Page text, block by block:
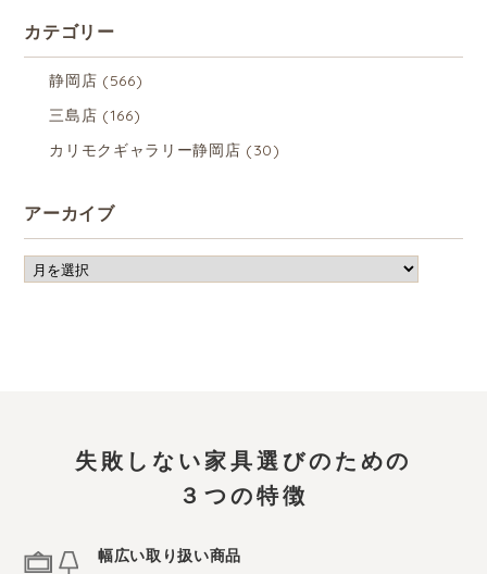
カテゴリー
静岡店 (566)
三島店 (166)
カリモクギャラリー静岡店 (30)
アーカイブ
失敗しない家具選びのための
３つの特徴
幅広い取り扱い商品